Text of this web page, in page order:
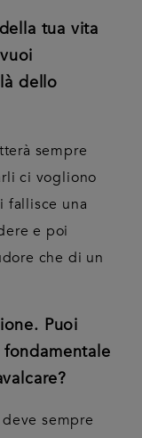
tua vita
dello
sempre
ci vogliono
fallisce una
e poi
che di un
Puoi
sempre